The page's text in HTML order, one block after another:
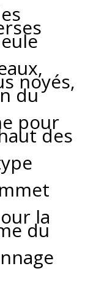
noyés,
du
pour
des
la
du